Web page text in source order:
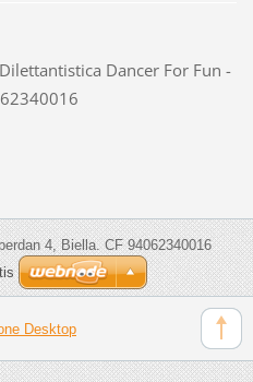
Dancer For Fun -
4, Biella. CF 94062340016
Desktop